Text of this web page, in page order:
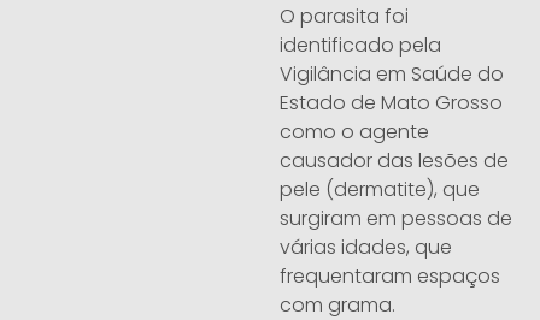
O parasita foi
identificado pela
Vigilância em Saúde do
Estado de Mato Grosso
como o agente
causador das lesões de
pele (dermatite), que
surgiram em pessoas de
várias idades, que
frequentaram espaços
com grama.